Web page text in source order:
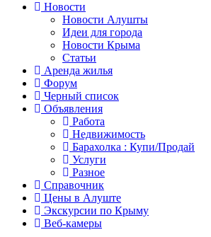
Новости
Новости Алушты
Идеи для города
Новости Крыма
Статьи
Аренда жилья
Форум
Черный список
Объявления
Работа
Недвижимость
Барахолка : Купи/Продай
Услуги
Разное
Справочник
Цены в Алуште
Экскурсии по Крыму
Веб-камеры